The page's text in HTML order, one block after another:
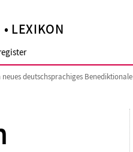
LEXIKON
deutschsprachiges Benediktionale